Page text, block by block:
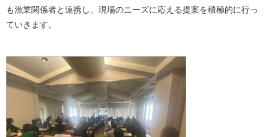
も漁業関係者と連携し、現場のニーズに応える提案を積極的に行っ
ていきます。